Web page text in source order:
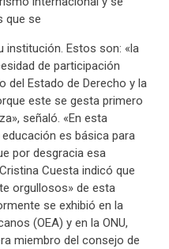
que se
institución. Estos son: «la
de participación
del Estado de Derecho y la
este se gesta primero
señaló. «En esta
es básica para
por desgracia esa
Cuesta indicó que
orgullosos» de esta
se exhibió en la
(OEA) y en la ONU,
miembro del consejo de